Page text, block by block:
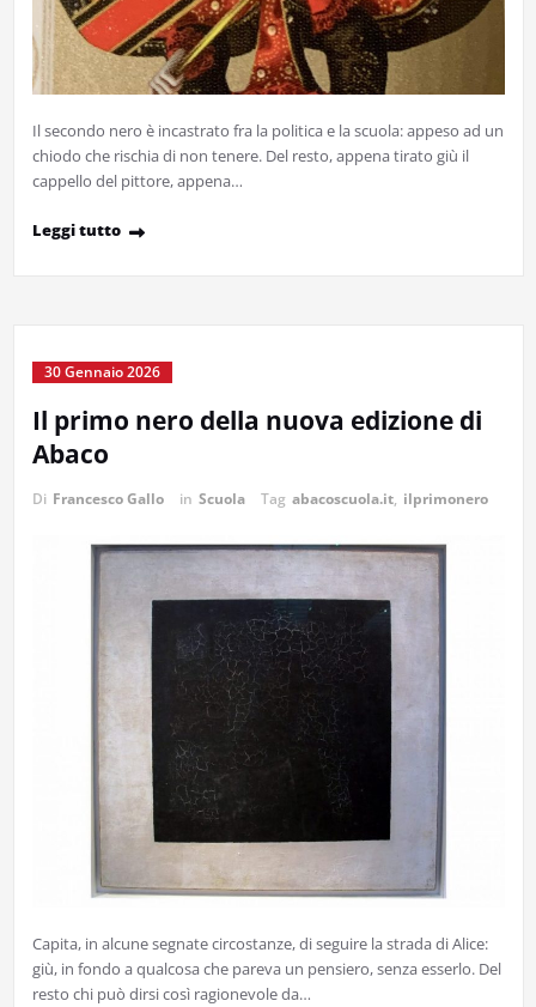
Il secondo nero è incastrato fra la politica e la scuola: appeso ad un
chiodo che rischia di non tenere. Del resto, appena tirato giù il
cappello del pittore, appena…
Leggi tutto
30 Gennaio 2026
Il primo nero della nuova edizione di
Abaco
Di Francesco Gallo in Scuola Tag abacoscuola.it, ilprimonero
Capita, in alcune segnate circostanze, di seguire la strada di Alice:
giù, in fondo a qualcosa che pareva un pensiero, senza esserlo. Del
resto chi può dirsi così ragionevole da…